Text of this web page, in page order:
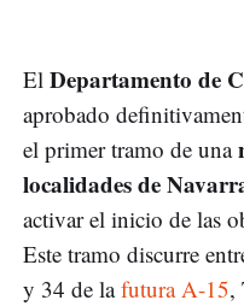
El Departamento de
aprobado
el primer tramo de una
localidades de
activar el inicio de las
Este tramo discurre
y 34 de lafutura A-15,